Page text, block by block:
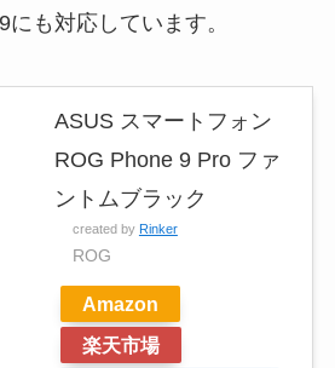
も対応しています。
ASUS スマートフォン
ROG Phone 9 Pro ファ
ントムブラック
created by Rinker
ROG
Amazon
楽天市場